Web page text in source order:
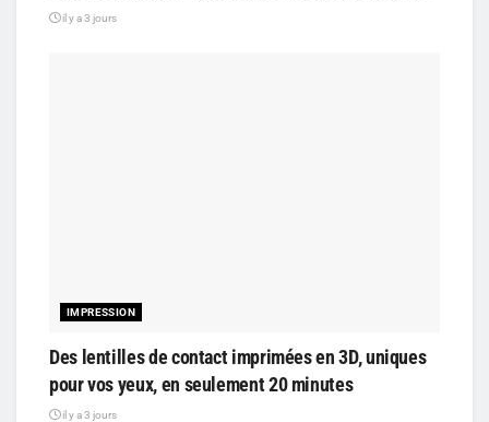
il y a 3 jours
IMPRESSION
Des lentilles de contact imprimées en 3D, uniques
pour vos yeux, en seulement 20 minutes
il y a 3 jours